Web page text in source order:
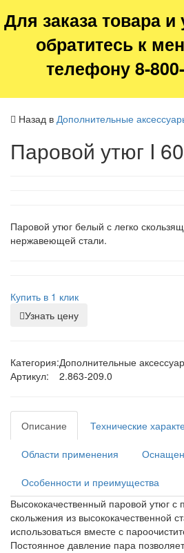
Для заказа товара и
обратитесь к
телефону 8-
Назад в Дополнительные
Паровой утюг I
Паровой утюг белый с легко
нержавеющей стали.
Купить в 1 клик
Узнать цену
Категория:Дополнительные
Артикул:
2.863-209.0
Описание Технические
Области применения
Особенности и преимущества
Высококачественный паровой утюг
скольжения из высококачественной
использоваться вместе с
Постоянное давление пара